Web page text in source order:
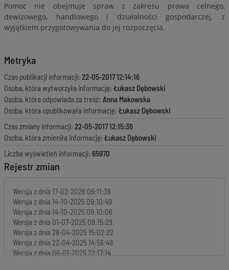
Pomoc nie obejmuje spraw z zakresu prawa celnego,
dewizowego, handlowego i działalności gospodarczej, z
wyjątkiem przygotowywania do jej rozpoczęcia.
Metryka
Czas publikacji informacji: 22-05-2017 12:14:16
Osoba, która wytworzyła informację: Łukasz Dębowski
Osoba, która odpowiada za treść: Anna Makowska
Osoba, która opublikowała informację: Łukasz Dębowski
Czas zmiany informacji: 22-05-2017 12:15:36
Osoba, która zmieniła informację: Łukasz Dębowski
Liczba wyświetleń informacji: 65970
Rejestr zmian
Wersja z dnia 17-02-2026 09:11:36
Wersja z dnia 14-10-2025 09:10:49
Wersja z dnia 14-10-2025 09:10:06
Wersja z dnia 01-07-2025 09:15:29
Wersja z dnia 28-04-2025 15:02:22
Wersja z dnia 22-04-2025 14:56:48
Wersja z dnia 06-01-2025 22:17:14